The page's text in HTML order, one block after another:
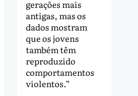
gerações mais
antigas, mas os
dados mostram
que os jovens
também têm
reproduzido
comportamentos
violentos.”